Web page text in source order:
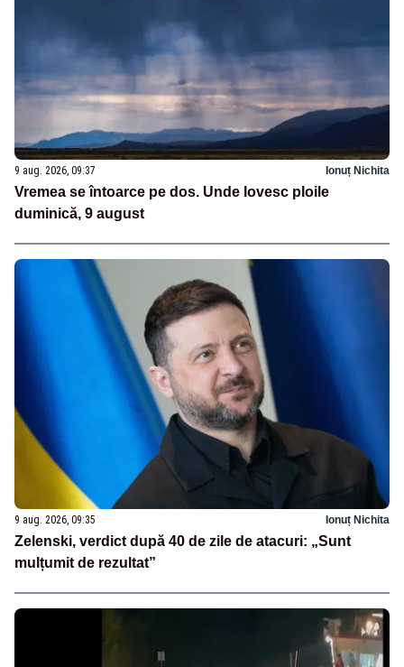
9 aug. 2026, 09:37 Ionuț Nichita
Vremea se întoarce pe dos. Unde lovesc ploile
duminică, 9 august
9 aug. 2026, 09:35 Ionuț Nichita
Zelenski, verdict după 40 de zile de atacuri: „Sunt
mulțumit de rezultat”